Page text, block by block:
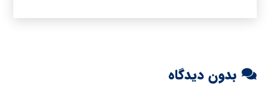
بدون دیدگاه